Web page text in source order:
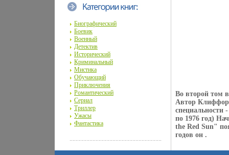
Во второй том
Автор
специальности
по 1976 год)
the Red Sun"
годов он .
Биографический
Боевик
Военный
Детектив
Исторический
Криминальный
Мистика
Обучающий
Приключения
Романтический
Сериал
Триллер
Ужасы
Фантастика